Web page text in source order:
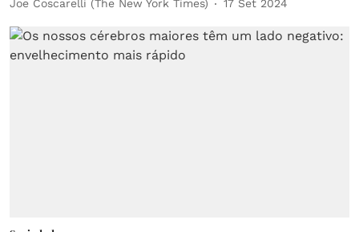
Joe Coscarelli (The New York Times) 17 Set 2024